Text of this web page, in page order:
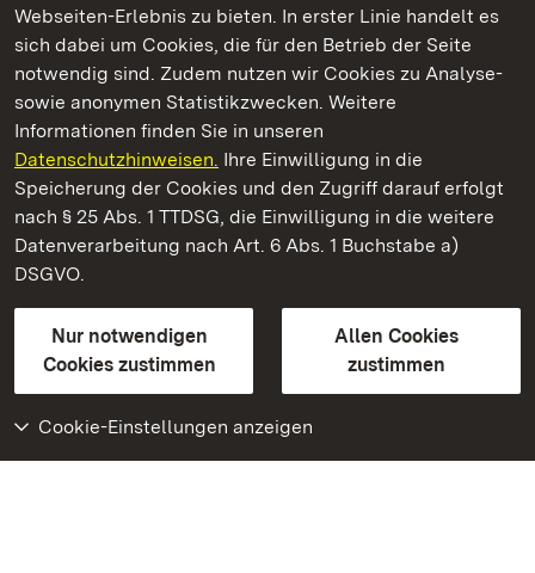
Webseiten-Erlebnis zu bieten. In erster Linie handelt es
sich dabei um Cookies, die für den Betrieb der Seite
notwendig sind. Zudem nutzen wir Cookies zu Analyse-
sowie anonymen Statistikzwecken. Weitere
Informationen finden Sie in unseren
Datenschutzhinweisen. Ihre Einwilligung in die
Speicherung der Cookies und den Zugriff darauf erfolgt
nach § 25 Abs. 1 TTDSG, die Einwilligung in die weitere
Datenverarbeitung nach Art. 6 Abs. 1 Buchstabe a)
DSGVO.
Nur notwendigen
Cookies zustimmen
Allen Cookies
zustimmen
Cookie-Einstellungen anzeigen
Kommen. Staunen. Genießen.
Staatliche Schlösser und Gärten Baden‑Württemberg
Staatliche Schlösser und Gärten Baden-Württemberg
Kontakt
GebärdenspracheLeichte Sprache
Erklärung zur Barrierefreiheit
BITV-konform (geprüfte Seiten)
Weiteres